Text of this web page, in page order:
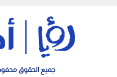
جميع الحقوق محفوظة